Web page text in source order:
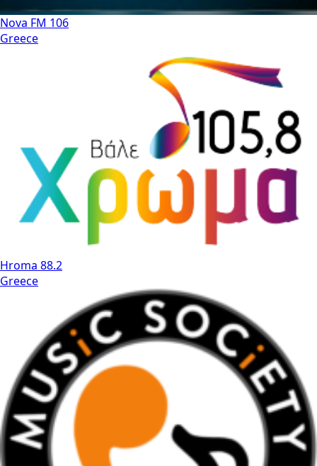
Nova FM 106
Greece
Hroma 88.2
Greece